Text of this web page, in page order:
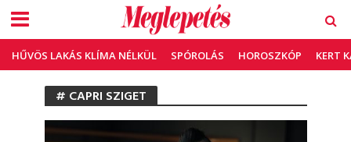
HŰVÖS LAKÁS KLÍMA NÉLKÜL SPÓROLÁS HOROSZKÓP KERT
# CAPRI SZIGET